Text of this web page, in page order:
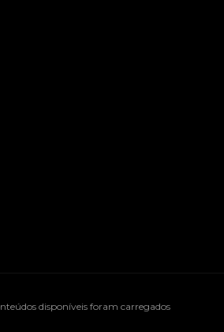
disponíveis foram carregados